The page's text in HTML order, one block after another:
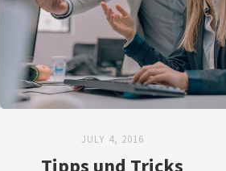
JULY 4, 2016
Tipps und Tricks